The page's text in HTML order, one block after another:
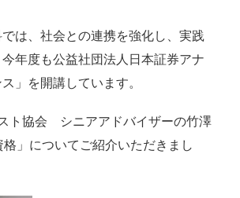
は、社会との連携を強化し、実践
年度も公益社団法人日本証券アナ
」を開講しています。
ト協会 シニアアドバイザーの竹澤
」についてご紹介いただきまし